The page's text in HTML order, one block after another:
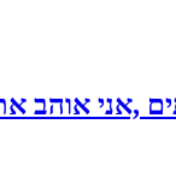
,אני אוהב